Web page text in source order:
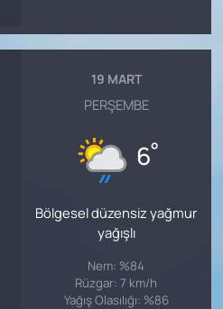
19 MART
PERŞEMBE
6°
Bölgesel düzensiz yağmur
yağışlı
Nem: %84
Rüzgar: 7 km/h
Yağış Olasılığı: %86